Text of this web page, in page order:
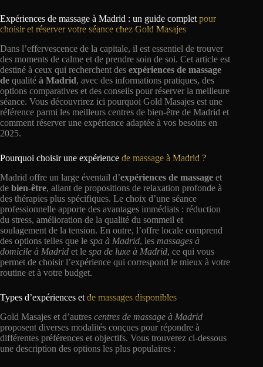
Expériences de massage à Madrid : un guide completpour
choisir et réserver votre séance chez Gold Masajes
Dans l’effervescence de la capitale, il est essentiel de trouver
des moments de calme et de prendre soin de soi. Cet article est
destiné à ceux qui recherchent des expériences de massage
de qualité à Madrid, avec des informations pratiques, des
options comparatives et des conseils pour réserver la meilleure
séance. Vous découvrirez ici pourquoi Gold Masajes est une
référence parmi les meilleurs centres de bien-être de Madrid et
comment réserver une expérience adaptée à vos besoins en
2025.
Pourquoi choisir une expérience de massage à Madrid ?
Madrid offre un large éventail d’expériences de massage et
de bien-être, allant de propositions de relaxation profonde à
des thérapies plus spécifiques. Le choix d’une séance
professionnelle apporte des avantages immédiats : réduction
du stress, amélioration de la qualité du sommeil et
soulagement de la tension. En outre, l’offre locale comprend
des options telles que le spa à Madrid, les massages à
domicile à Madrid et le spa de luxe à Madrid, ce qui vous
permet de choisir l’expérience qui correspond le mieux à votre
routine et à votre budget.
Types d’expériences et de massages disponibles
Gold Masajes et d’autres centres de massage à Madrid
proposent diverses modalités conçues pour répondre à
différentes préférences et objectifs. Vous trouverez ci-dessous
une description des options les plus populaires :